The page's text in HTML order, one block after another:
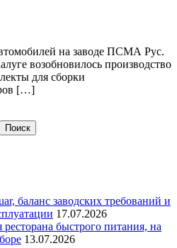
на заводе ПСМА Рус.
возобновилось производство
для сборки
[…]
баланс заводских требований и
17.07.2026
быстрого питания, на
13.07.2026